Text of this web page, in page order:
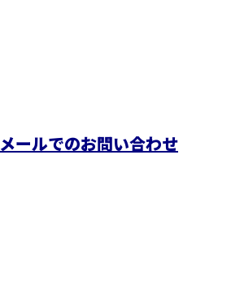
メールでのお問い合わせ